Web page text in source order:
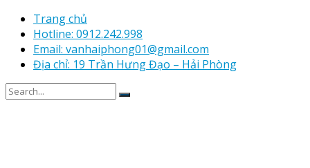
Trang chủ
Hotline: 0912.242.998
Email: vanhaiphong01@gmail.com
Địa chỉ: 19 Trần Hưng Đạo – Hải Phòng